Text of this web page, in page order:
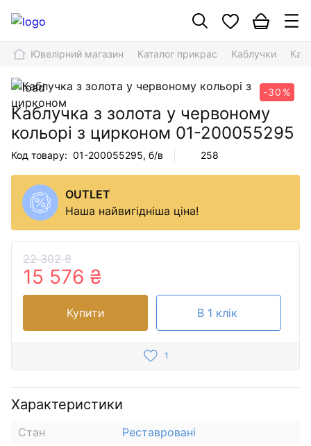
Ювелірний магазин Каталог прикрас Каблучки
-30%
Каблучка з золота у червоному
кольорі з цирконом 01-200055295
Код товару: 01-200055295, б/в 258
OUTLET
Наша найвигідніша ціна!
22 302 ₴
15 576 ₴
Купити В 1 клік
1
Характеристики
Стан
Реставровані